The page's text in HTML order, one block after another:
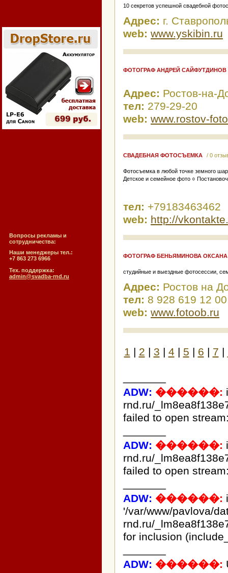
Вопросы рекламы и
сотрудничества:
Наши менеджеры тел.:
+7 863 273 6966
Тех. поддержка:
admin@svadba-rnd.ru
10 секретов успешной свадебной
Адрес: г.
web: www.yskibin.ru
ФОТОГРАФ АНДРЕЙ САЙФУТДИНОВ
Адрес: Ростов-на-
тел: 279-29-20
web: www.rostov-
СВАДЕБНАЯ ФОТОСЪЕМКА / 0
Фотосъемка в любой точке земного
Детское и семейное фото ○
тел: +79183463462
web: http://
ФОТОГРАФ БЕНЬЯМИНОВА ОКСАНА
студийные и выездные фотосессии,
Адрес: Ростов на
тел: 8 928 619 12 00
web: www.fotoob.ru
1 | 2 | 3 | 4 | 5 | 6 | 7 |
ADW: ������:
rnd.ru/
failed to open
ADW: ������:
rnd.ru/
failed to open
ADW: ������:
'/var/www/pavlova/
rnd.ru/
for inclusion
ADW: ������: